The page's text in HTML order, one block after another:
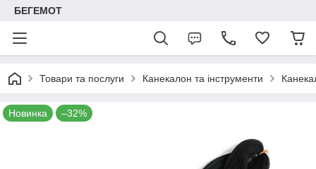
БЕГЕМОТ
Товари та послуги Канекалон та інструменти
Новинка –32%